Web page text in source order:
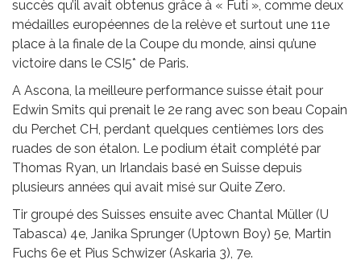
succès qu’il avait obtenus grâce à « Futi », comme deux
médailles européennes de la relève et surtout une 11e
place à la finale de la Coupe du monde, ainsi qu’une
victoire dans le CSI5* de Paris.
A Ascona, la meilleure performance suisse était pour
Edwin Smits qui prenait le 2e rang avec son beau Copain
du Perchet CH, perdant quelques centièmes lors des
ruades de son étalon. Le podium était complété par
Thomas Ryan, un Irlandais basé en Suisse depuis
plusieurs années qui avait misé sur Quite Zero.
Tir groupé des Suisses ensuite avec Chantal Müller (U
Tabasca) 4e, Janika Sprunger (Uptown Boy) 5e, Martin
Fuchs 6e et Pius Schwizer (Askaria 3), 7e.